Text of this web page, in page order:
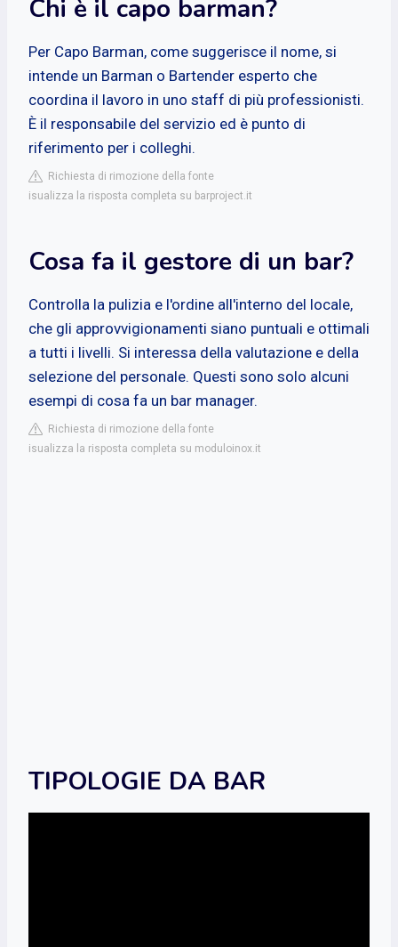
Chi è il capo barman?
Per Capo Barman, come suggerisce il nome, si
intende un Barman o Bartender esperto che
coordina il lavoro in uno staff di più professionisti.
È il responsabile del servizio ed è punto di
riferimento per i colleghi.
Richiesta di rimozione della fonte
isualizza la risposta completa su barproject.it
Cosa fa il gestore di un bar?
Controlla la pulizia e l'ordine all'interno del locale,
che gli approvvigionamenti siano puntuali e ottimali
a tutti i livelli. Si interessa della valutazione e della
selezione del personale. Questi sono solo alcuni
esempi di cosa fa un bar manager.
Richiesta di rimozione della fonte
isualizza la risposta completa su moduloinox.it
TIPOLOGIE DA BAR